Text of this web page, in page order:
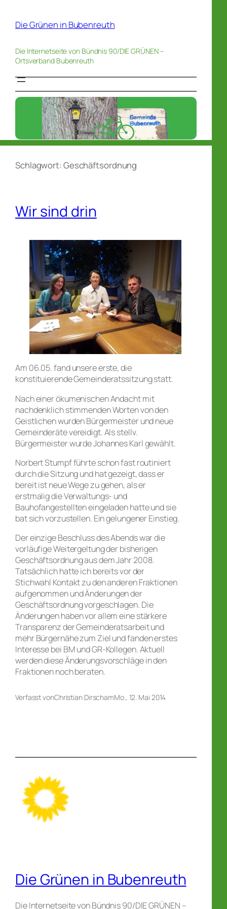
Die Grünen in Bubenreuth
Die Internetseite von Bündnis 90/DIE GRÜNEN –
Ortsverband Bubenreuth
Schlagwort:Geschäftsordnung
Wir sind drin
Am 06.05. fand unsere erste, die
konstituierende Gemeinderatssitzung statt.
Nach einer ökumenischen Andacht mit
nachdenklich stimmenden Worten von den
Geistlichen wurden Bürgermeister und neue
Gemeinderäte vereidigt. Als stellv.
Bürgermeister wurde Johannes Karl gewählt.
Norbert Stumpf führte schon fast routiniert
durch die Sitzung und hat gezeigt, dass er
bereit ist neue Wege zu gehen, als er
erstmalig die Verwaltungs- und
Bauhofangestellten eingeladen hatte und sie
bat sich vorzustellen. Ein gelungener Einstieg.
Der einzige Beschluss des Abends war die
vorläufige Weitergeltung der bisherigen
Geschäftsordnung aus dem Jahr 2008.
Tatsächlich hatte ich bereits vor der
Stichwahl Kontakt zu den anderen Fraktionen
aufgenommen und Änderungen der
Geschäftsordnung vorgeschlagen. Die
Änderungen haben vor allem eine stärkere
Transparenz der Gemeinderatsarbeit und
mehr Bürgernähe zum Ziel und fanden erstes
Interesse bei BM und GR-Kollegen. Aktuell
werden diese Änderungsvorschläge in den
Fraktionen noch beraten.
Verfasst vonChristian DirschamMo., 12. Mai 2014
Die Grünen in Bubenreuth
Die Internetseite von Bündnis 90/DIE GRÜNEN –